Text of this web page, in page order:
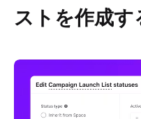
ストを作成す